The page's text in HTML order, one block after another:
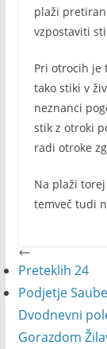
plaži
vzpostaviti
Pri otrocih je
tako stiki v
neznanci
stik z otroki
radi otroke
Na plaži
temveč tudi
Preteklih 24
Podjetje
Dvodnevni
Gorazdom